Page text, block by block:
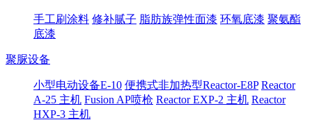
手工刷涂料 修补腻子 脂肪族弹性面漆 环氧底漆 聚氨酯
底漆
聚脲设备
小型电动设备E-10 便携式非加热型Reactor-E8P Reactor
A-25 主机 Fusion AP喷枪 Reactor EXP-2 主机 Reactor
HXP-3 主机